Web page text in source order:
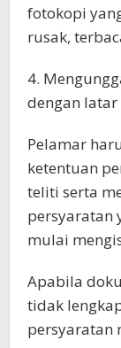
fotokopi
rusak,
4.
dengan
Pelamar
ketentuan
teliti serta
persyaratan
mulai
Apabila
tidak
persyaratan